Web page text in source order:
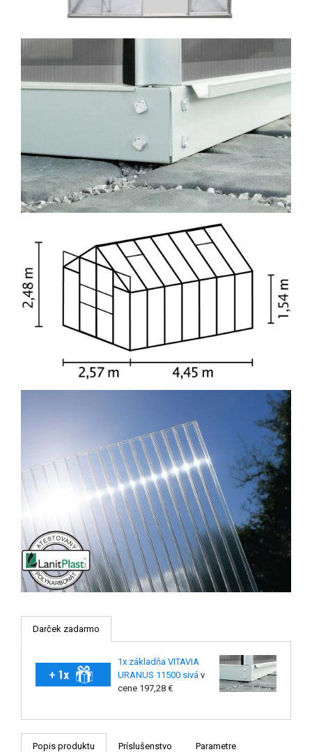
Darček zadarmo
1x základňa VITAVIA
URANUS 11500 sivá v
cene 197,28 €
Popis produktu Príslušenstvo Parametre